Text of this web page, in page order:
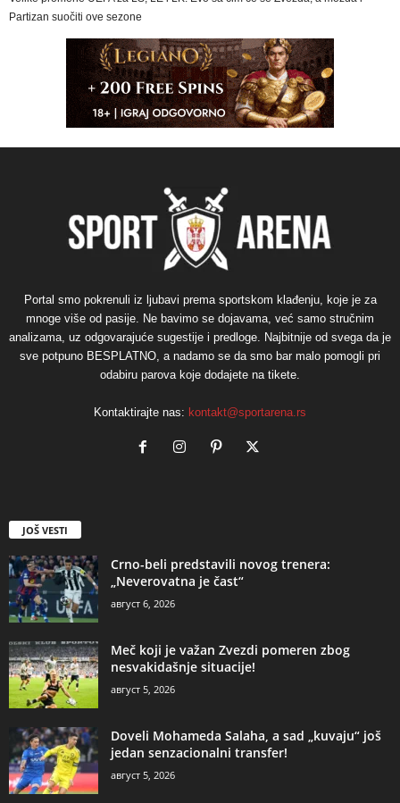
Partizan suočiti ove sezone
Portal smo pokrenuli iz ljubavi prema sportskom klađenju, koje je za
mnoge više od pasije. Ne bavimo se dojavama, već samo stručnim
analizama, uz odgovarajuće sugestije i predloge. Najbitnije od svega da je
sve potpuno BESPLATNO, a nadamo se da smo bar malo pomogli pri
odabiru parova koje dodajete na tikete.
Kontaktirajte nas: kontakt@sportarena.rs
JOŠ VESTI
Crno-beli predstavili novog trenera:
„Neverovatna je čast“
август 6, 2026
Meč koji je važan Zvezdi pomeren zbog
nesvakidašnje situacije!
август 5, 2026
Doveli Mohameda Salaha, a sad „kuvaju“ još
jedan senzacionalni transfer!
август 5, 2026